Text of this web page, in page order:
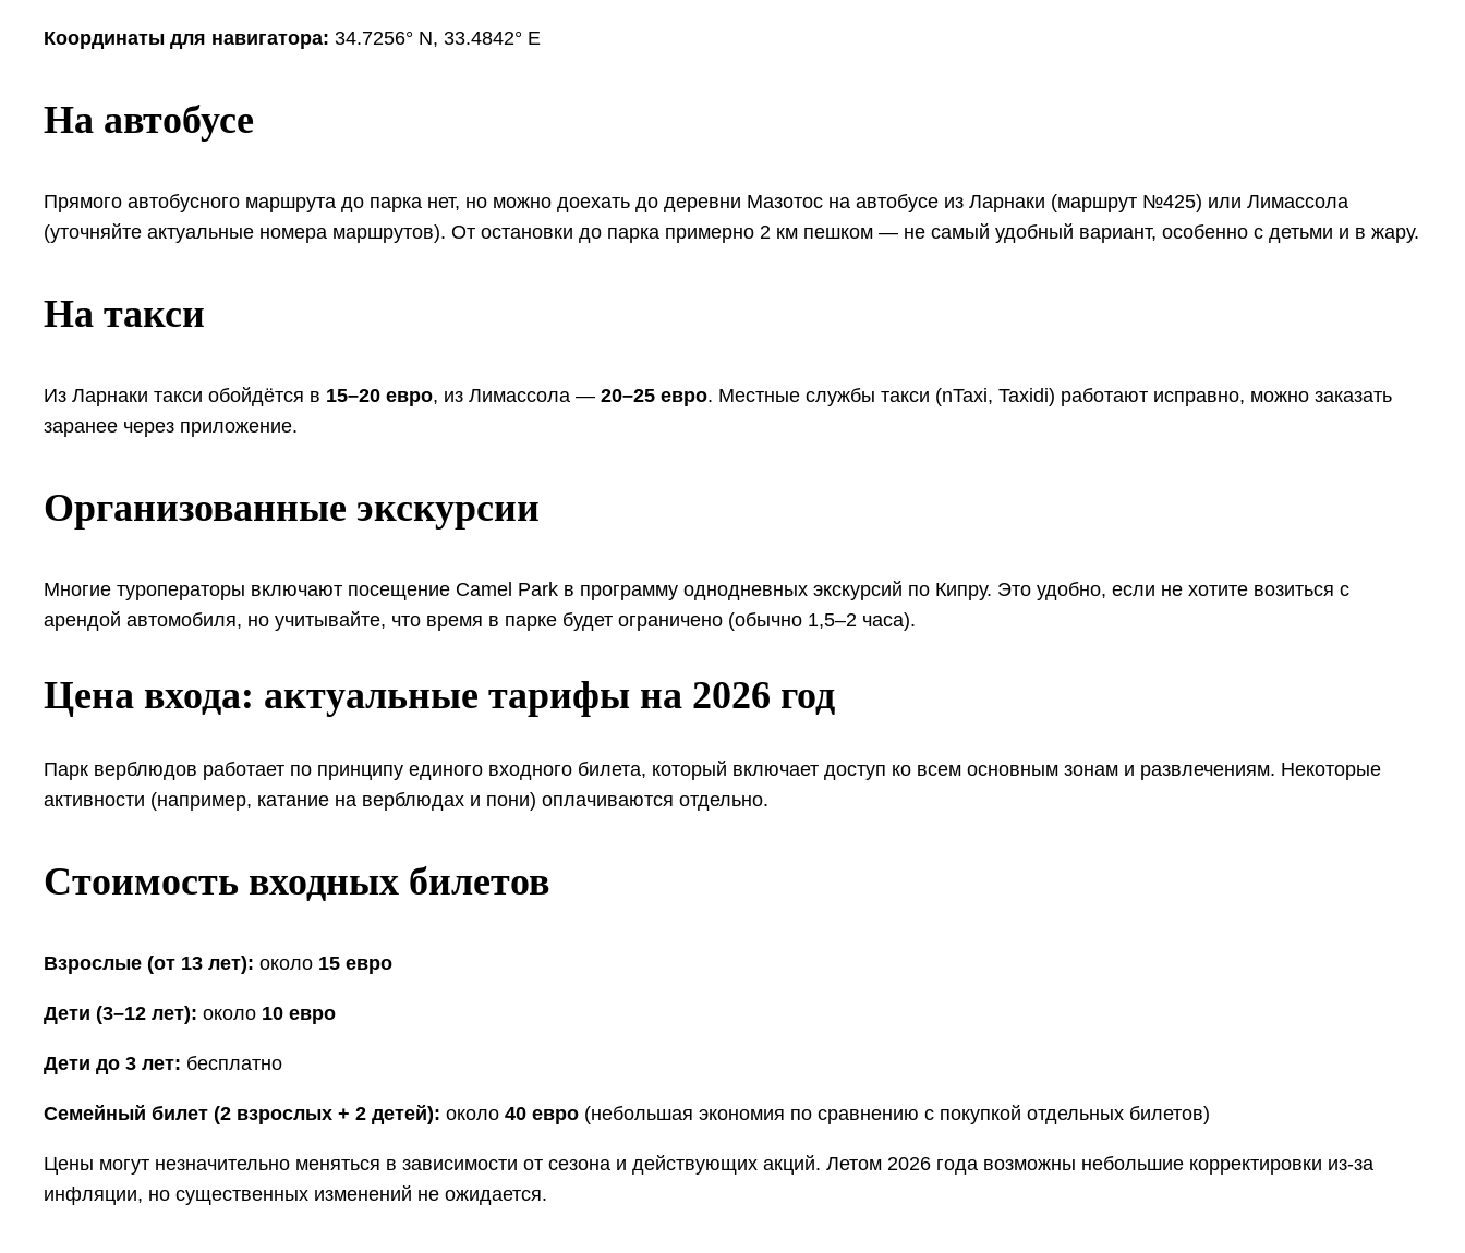
Координаты для навигатора: 34.7256° N, 33.4842° E
На автобусе
Прямого автобусного маршрута до парка нет, но можно доехать до деревни Мазотос на автобусе из Ларнаки (маршрут №425) или Лимассола
(уточняйте актуальные номера маршрутов). От остановки до парка примерно 2 км пешком — не самый удобный вариант, особенно с детьми и в жару.
На такси
Из Ларнаки такси обойдётся в 15–20 евро, из Лимассола — 20–25 евро. Местные службы такси (nTaxi, Taxidi) работают исправно, можно заказать
заранее через приложение.
Организованные экскурсии
Многие туроператоры включают посещение Camel Park в программу однодневных экскурсий по Кипру. Это удобно, если не хотите возиться с
арендой автомобиля, но учитывайте, что время в парке будет ограничено (обычно 1,5–2 часа).
Цена входа: актуальные тарифы на 2026 год
Парк верблюдов работает по принципу единого входного билета, который включает доступ ко всем основным зонам и развлечениям. Некоторые
активности (например, катание на верблюдах и пони) оплачиваются отдельно.
Стоимость входных билетов
Взрослые (от 13 лет): около 15 евро
Дети (3–12 лет): около 10 евро
Дети до 3 лет: бесплатно
Семейный билет (2 взрослых + 2 детей): около 40 евро (небольшая экономия по сравнению с покупкой отдельных билетов)
Цены могут незначительно меняться в зависимости от сезона и действующих акций. Летом 2026 года возможны небольшие корректировки из-за
инфляции, но существенных изменений не ожидается.